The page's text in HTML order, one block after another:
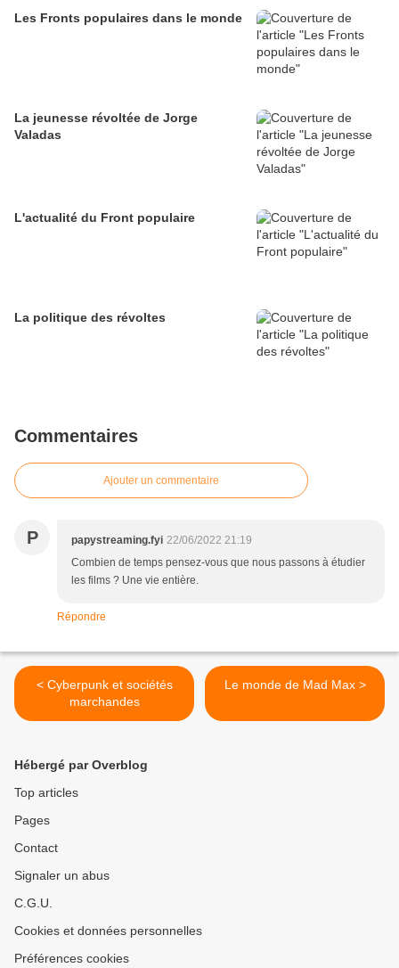
Les Fronts populaires dans le monde
La jeunesse révoltée de Jorge
Valadas
L'actualité du Front populaire
La politique des révoltes
Commentaires
Ajouter un commentaire
P papystreaming.fyi 22/06/2022 21:19
Combien de temps pensez-vous que nous passons à étudier
les films ? Une vie entière.
Répondre
< Cyberpunk et sociétés
marchandes
Le monde de Mad Max >
Hébergé par Overblog
Top articles
Pages
Contact
Signaler un abus
C.G.U.
Cookies et données personnelles
Préférences cookies